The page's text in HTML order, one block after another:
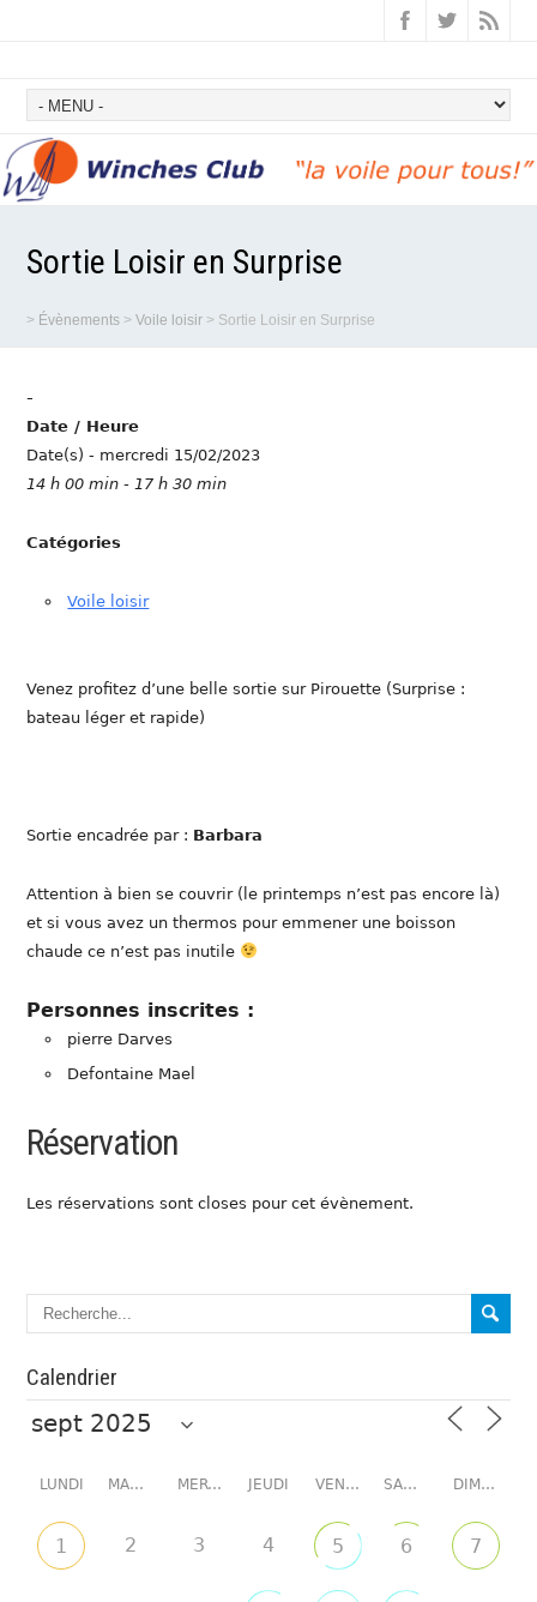
Sortie Loisir en Surprise
> Évènements >Voile loisir > Sortie Loisir en Surprise
-
Date / Heure
Date(s) - mercredi 15/02/2023
14 h 00 min - 17 h 30 min
Catégories
Voile loisir
Venez profitez d’une belle sortie sur Pirouette (Surprise :
bateau léger et rapide)
Sortie encadrée par : Barbara
Attention à bien se couvrir (le printemps n’est pas encore là)
et si vous avez un thermos pour emmener une boisson
chaude ce n’est pas inutile
Personnes inscrites :
pierre Darves
Defontaine Mael
Réservation
Les réservations sont closes pour cet évènement.
Calendrier
LUNDI MARDI MERCREDI JEUDI VENDREDI SAMEDI DIMANCHE
1 2 3 4 5 6 7